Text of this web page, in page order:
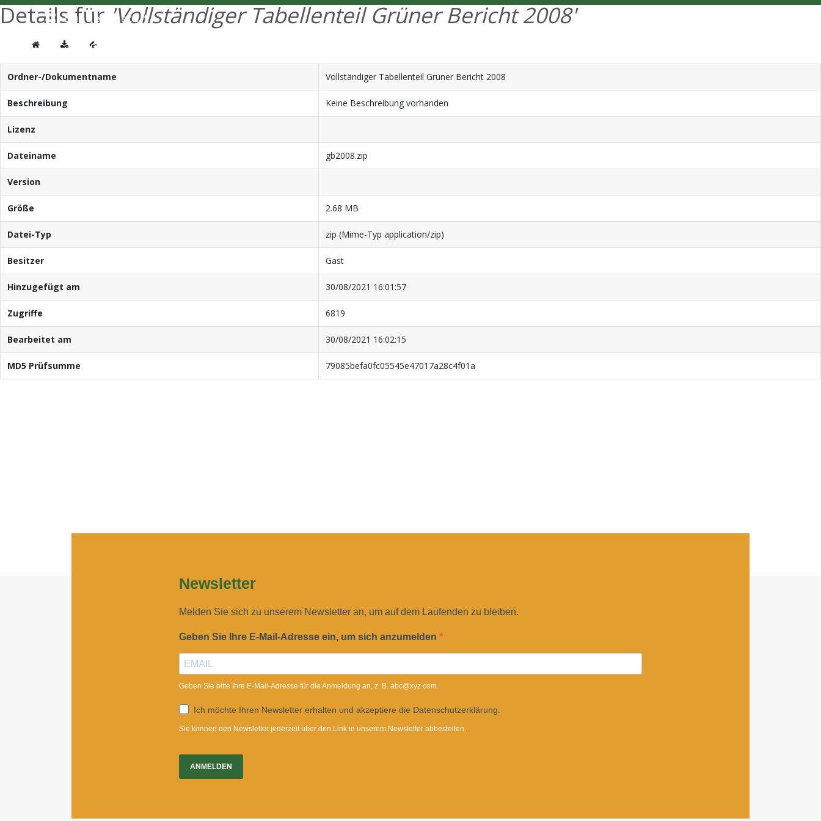
Details für 'Vollständiger Tabellenteil Grüner Bericht 2008'
Ordner-/Dokumentname Vollständiger Tabellenteil Grüner Bericht 2008
Beschreibung Keine Beschreibung vorhanden
Lizenz
Dateiname gb2008.zip
Version
Größe 2.68 MB
Datei-Typ zip (Mime-Typ application/zip)
Besitzer Gast
Hinzugefügt am 30/08/2021 16:01:57
Zugriffe 6819
Bearbeitet am 30/08/2021 16:02:15
MD5 Prüfsumme 79085befa0fc05545e47017a28c4f01a
Newsletter
Melden Sie sich zu unserem Newsletter an, um auf dem Laufenden zu bleiben.
Geben Sie Ihre E-Mail-Adresse ein, um sich anzumelden
Geben Sie bitte Ihre E-Mail-Adresse für die Anmeldung an, z. B. abc@xyz.com.
Ich möchte Ihren Newsletter erhalten und akzeptiere die Datenschutzerklärung.
Sie können den Newsletter jederzeit über den Link in unserem Newsletter abbestellen.
ANMELDEN